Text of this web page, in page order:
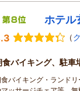
ホテ
（
食バイキング、駐車
バイキング・ランド